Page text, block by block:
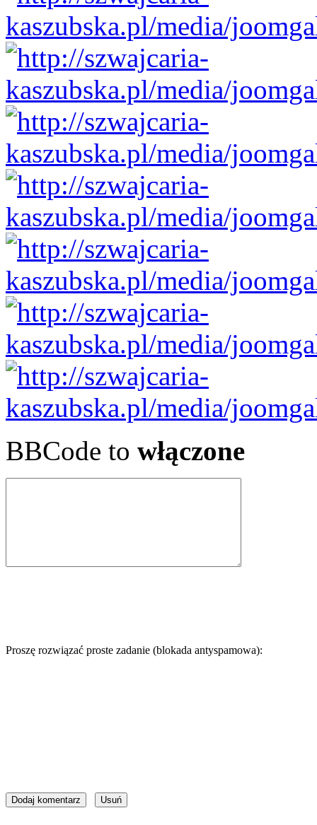
BBCode to włączone
Proszę rozwiązać proste zadanie (blokada antyspamowa):